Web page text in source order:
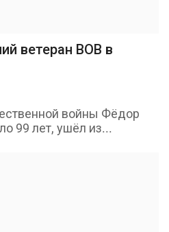
ветеран ВОВ в
войны Фёдор
99 лет, ушёл из...